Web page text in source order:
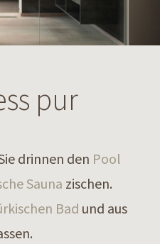
pur
drinnen den Pool
Sauna zischen.
Bad und aus